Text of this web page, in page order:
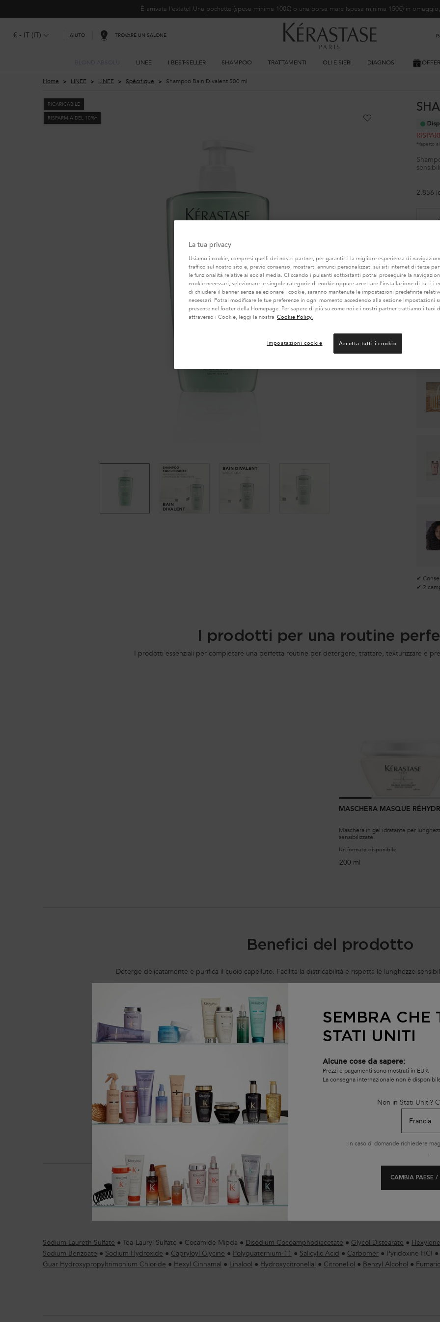
È arrivata l'estate! Una pochette (spesa minima 100€) o una borsa mare (spesa minima 150€) in
€ - IT (IT) AIUTO TROVARE UN SALONE
LINEE I BEST-SELLER SHAMPOO TRATTAMENTI OLI E SIERI DIAGNOSI
Contenuto principale
Home LINEE LINEE Spécifique Shampoo Bain Divalent 500 ml
*rispetto
2.856
RICARICABILE
RISPARMIA DEL 10%*
−
✔
✔ 2
I prodotti per una routine
I prodotti essenziali per completare una perfetta routine per detergere, trattare, texturizzare e
MASCHERA MASQUE
Maschera in gel idratante per
sensibilizzate.
Un formato disponibile
200 ml
Benefici del prodotto
Deterge delicatamente e purifica il cuoio capelluto. Facilita la districabilità e rispetta le lunghezze
Capelli lucenti Purifica il cuoio capelluto Regola il
Elenco completo degli
Sodium Laureth Sulfate ● Tea-Lauryl Sulfate ● Cocamide Mipda ● Disodium Cocoamphodiacetate ● Glycol Distearate ●
Sodium Benzoate ● Sodium Hydroxide ● Capryloyl Glycine ● Polyquaternium-11 ● Salicylic Acid ● Carbomer ● Pyridoxine HCI ●
Guar Hydroxypropyltrimonium Chloride ● Hexyl Cinnamal ● Linalool ● Hydroxycitronellal ● Citronellol ● Benzyl Alcohol ●
La tua privacy
Usiamo i cookie, compresi quelli dei nostri partner, per garantirti la migliore esperienza di
traffico sul nostro sito e, previo consenso, mostrarti annunci personalizzati sui siti internet di terze
le funzionalità relative ai social media. Cliccando i pulsanti sottostanti potrai proseguire la
cookie necessari, selezionare le singole categorie di cookie oppure accettare l’installazione di tutti i
di chiudere il banner senza selezionare i cookie, saranno mantenute le impostazioni predefinite
necessari. Potrai modificare le tue preferenze in ogni momento accedendo alla sezione Impostazioni
presente nel footer della Homepage. Per sapere di più su come noi e i nostri partner trattiamo i tuoi
attraverso i Cookie, leggi la nostra Cookie Policy.
Impostazioni cookie Accetta tutti i cookie
SEMBRA CHE
STATI UNITI
Alcune cose da sapere:
Prezzi e pagamenti sono mostrati in EUR.
La consegna internazionale non è
Non in Stati Uniti?
In caso di domande richiedere
.
CAMBIA PAESE /